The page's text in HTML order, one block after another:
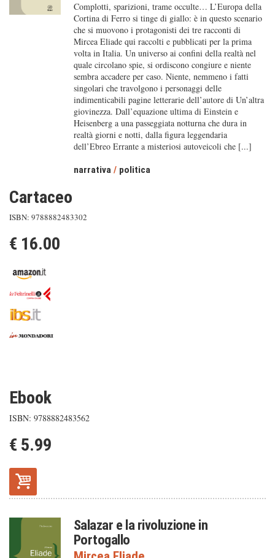
Complotti, sparizioni, trame occulte… L’Europa della
Cortina di Ferro si tinge di giallo: è in questo scenario
che si muovono i protagonisti dei tre racconti di
Mircea Eliade qui raccolti e pubblicati per la prima
volta in Italia. Un universo ai confini della realtà nel
quale circolano spie, si ordiscono congiure e niente
sembra accadere per caso. Niente, nemmeno i fatti
singolari che travolgono i personaggi delle
indimenticabili pagine letterarie dell’autore di Un’altra
giovinezza. Dall’equazione ultima di Einstein e
Heisenberg a una passeggiata notturna che dura in
realtà giorni e notti, dalla figura leggendaria
dell’Ebreo Errante a misteriosi autoveicoli che [...]
narrativa / politica
Cartaceo
ISBN: 9788882483302
€ 16.00
Ebook
ISBN: 9788882483562
€ 5.99
Salazar e la rivoluzione in
Portogallo